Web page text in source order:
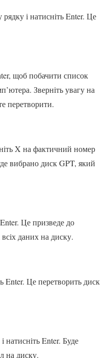
і натисніть Enter. Це
щоб побачити список
Зверніть увагу на
перетворити.
X на фактичний номер
вибрано диск GPT, який
Це призведе до
даних на диску.
Enter. Це перетворить диск
натисніть Enter. Буде
на диску.